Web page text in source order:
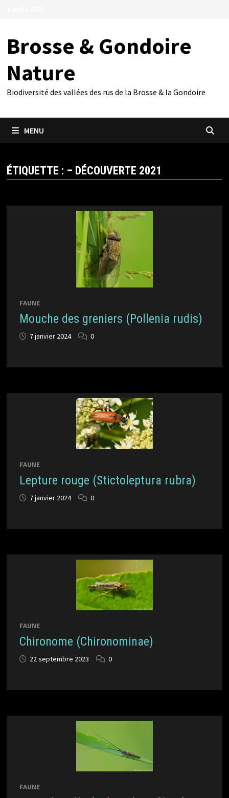
Brosse & Gondoire
Nature
Biodiversité des vallées des rus de la Brosse & la Gondoire
MENU
ÉTIQUETTE : – DÉCOUVERTE 2021
FAUNE
Mouche des greniers (Pollenia rudis)
7 janvier 2024 0
FAUNE
Lepture rouge (Stictoleptura rubra)
7 janvier 2024 0
FAUNE
Chironome (Chironominae)
22 septembre 2023 0
FAUNE